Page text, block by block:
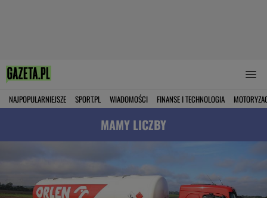
NAJPOPULARNIEJSZE SPORT.PL WIADOMOŚCI FINANSE I TECHNOLOGIA
MAMY LICZBY